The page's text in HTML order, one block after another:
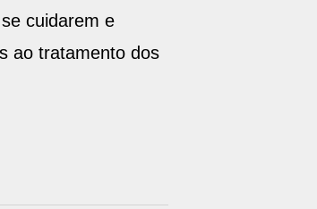
cuidarem e
ao tratamento dos